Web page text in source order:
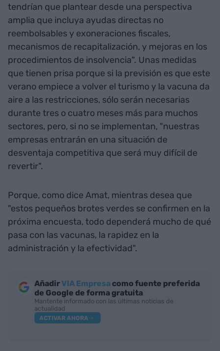
tendrían que plantear desde una perspectiva
amplia que incluya ayudas directas no
reembolsables y exoneraciones fiscales,
mecanismos de recapitalización, y mejoras en los
procedimientos de insolvencia". Unas medidas
que tienen prisa porque si la previsión es que este
verano empiece a volver el turismo y la vacuna da
aire a las restricciones, sólo serán necesarias
durante tres o cuatro meses más para muchos
sectores, pero, si no se implementan, "nuestras
empresas entrarán en una situación de
desventaja competitiva que será muy difícil de
revertir".
Porque, como dice Amat, mientras desea que
"estos pequeños brotes verdes se confirmen en la
próxima encuesta, todo dependerá mucho de qué
pasa con las vacunas, la rapidez en la
administración y la efectividad".
AñadirVIA Empresa como fuente preferida
de Google de forma gratuita
Mantente informado con las últimas noticias de
actualidad
ACTIVAR AHORA